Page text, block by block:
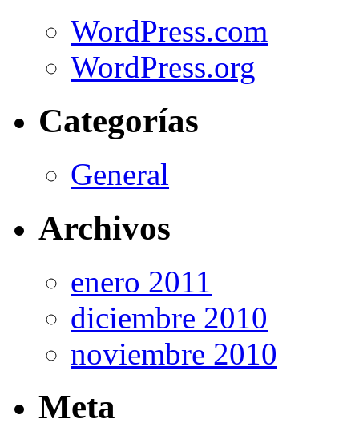
WordPress.com
WordPress.org
Categorías
General
Archivos
enero 2011
diciembre 2010
noviembre 2010
Meta